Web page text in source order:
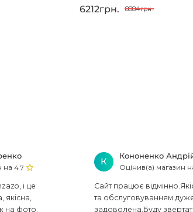
6212грн. 8884грн.
на4.7
і це
якісна,
на фото.
К
Кононенко
Оцінив(а) магазин
Сайт працює
та обслуговуванням
задоволена.Буду